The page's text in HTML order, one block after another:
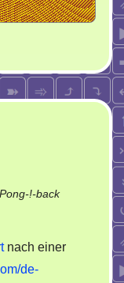
Pong-!-back
nach einer
de-